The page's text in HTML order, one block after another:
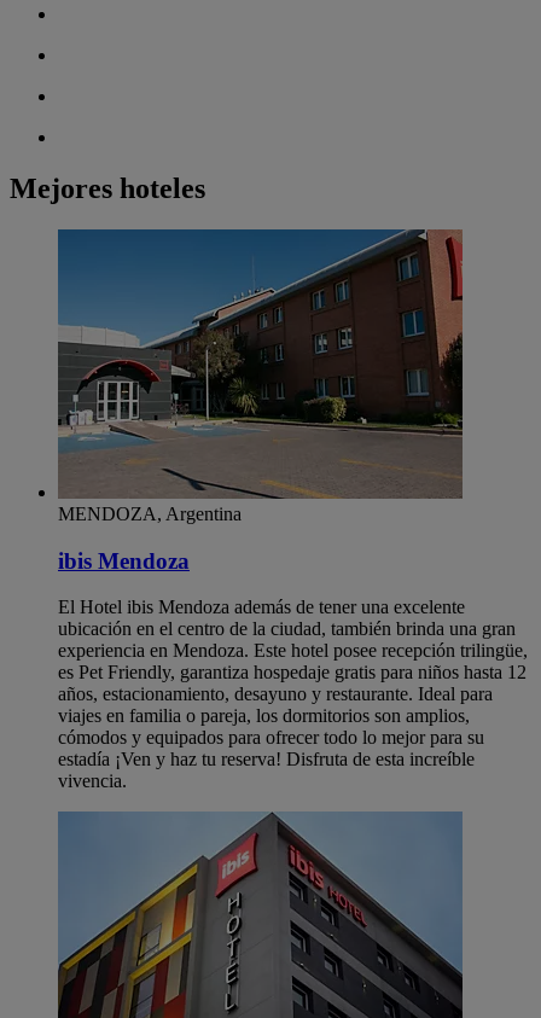
Mejores hoteles
MENDOZA, Argentina
ibis Mendoza
El Hotel ibis Mendoza además de tener una excelente
ubicación en el centro de la ciudad, también brinda una gran
experiencia en Mendoza. Este hotel posee recepción trilingüe,
es Pet Friendly, garantiza hospedaje gratis para niños hasta 12
años, estacionamiento, desayuno y restaurante. Ideal para
viajes en familia o pareja, los dormitorios son amplios,
cómodos y equipados para ofrecer todo lo mejor para su
estadía ¡Ven y haz tu reserva! Disfruta de esta increíble
vivencia.